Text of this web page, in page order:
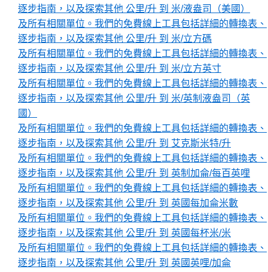
逐步指南，以及探索其他 公里/升 到 米/液盎司（美國）
及所有相關單位。我們的免費線上工具包括詳細的轉換表、
逐步指南，以及探索其他 公里/升 到 米/立方碼
及所有相關單位。我們的免費線上工具包括詳細的轉換表、
逐步指南，以及探索其他 公里/升 到 米/立方英寸
及所有相關單位。我們的免費線上工具包括詳細的轉換表、
逐步指南，以及探索其他 公里/升 到 米/英制液盎司（英
國）
及所有相關單位。我們的免費線上工具包括詳細的轉換表、
逐步指南，以及探索其他 公里/升 到 艾克斯米特/升
及所有相關單位。我們的免費線上工具包括詳細的轉換表、
逐步指南，以及探索其他 公里/升 到 英制加侖/每百英哩
及所有相關單位。我們的免費線上工具包括詳細的轉換表、
逐步指南，以及探索其他 公里/升 到 英國每加侖米數
及所有相關單位。我們的免費線上工具包括詳細的轉換表、
逐步指南，以及探索其他 公里/升 到 英國每杯米/米
及所有相關單位。我們的免費線上工具包括詳細的轉換表、
逐步指南，以及探索其他 公里/升 到 英國英哩/加侖